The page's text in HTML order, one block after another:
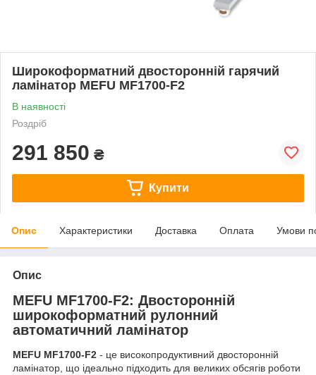
Широкоформатний двосторонній гарячий
ламінатор MEFU MF1700-F2
В наявності
Роздріб
291 850 ₴
Купити
Опис Характеристики Доставка Оплата Умови
Опис
MEFU MF1700-F2: Двосторонній
широкоформатний рулонний
автоматичний ламінатор
MEFU MF1700-F2 - це високопродуктивний двосторонній
ламінатор, що ідеально підходить для великих обсягів роботи